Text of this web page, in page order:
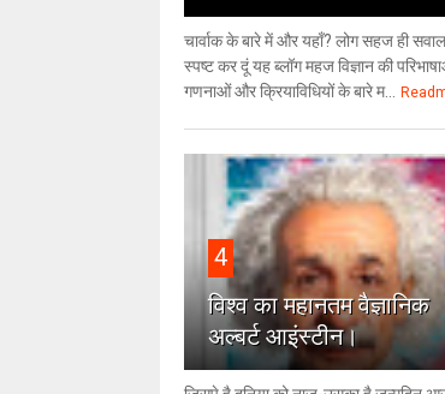
चार्वाक के बारे में और यहाँ? लोग सहज ही
स्पष्ट कर दूं यह ब्लॉग महज विज्ञान की
गणनाओं और क्रियाविधियों के बारे म...
4
विश्‍व का महानतम वैज्ञानिक
अल्बर्ट आइंस्टीन।